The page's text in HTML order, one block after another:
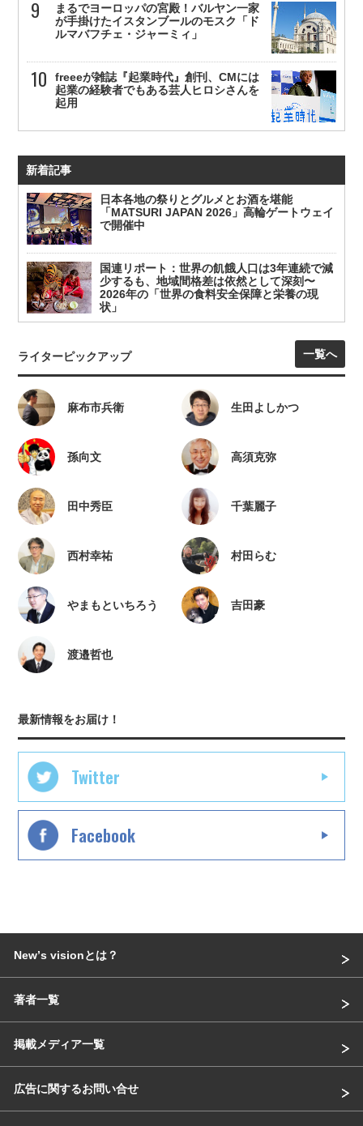
まるでヨーロッパの宮殿！バルヤン一家
が手掛けたイスタンブールのモスク「ド
ルマバフチェ・ジャーミィ」
freeeが雑誌『起業時代』創刊、CMには
起業の経験者でもある芸人ヒロシさんを
起用
新着記事
日本各地の祭りとグルメとお酒を堪能
「MATSURI JAPAN 2026」高輪ゲートウェイ
で開催中
国連リポート：世界の飢餓人口は3年連続で減
少するも、地域間格差は依然として深刻〜
2026年の「世界の食料安全保障と栄養の現
状」
ライターピックアップ 一覧へ
麻布市兵衛 生田よしかつ
孫向文 高須克弥
田中秀臣 千葉麗子
西村幸祐 村田らむ
やまもといちろう 吉田豪
渡邉哲也
最新情報をお届け！
Twitter
Facebook
Newʼs visionとは？
著者一覧
掲載メディア一覧
広告に関するお問い合せ